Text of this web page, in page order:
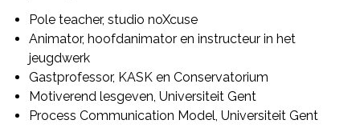
Pole teacher, studio noXcuse
Animator, hoofdanimator en instructeur in het
jeugdwerk
Gastprofessor, KASK en Conservatorium
Motiverend lesgeven, Universiteit Gent
Process Communication Model, Universiteit Gent